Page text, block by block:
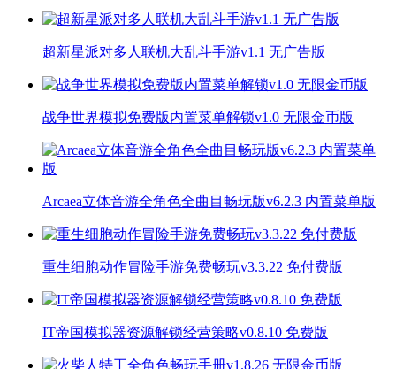
超新星派对多人联机大乱斗手游v1.1 无广告版
战争世界模拟免费版内置菜单解锁v1.0 无限金币版
Arcaea立体音游全角色全曲目畅玩版v6.2.3 内置菜单版
重生细胞动作冒险手游免费畅玩v3.3.22 免付费版
IT帝国模拟器资源解锁经营策略v0.8.10 免费版